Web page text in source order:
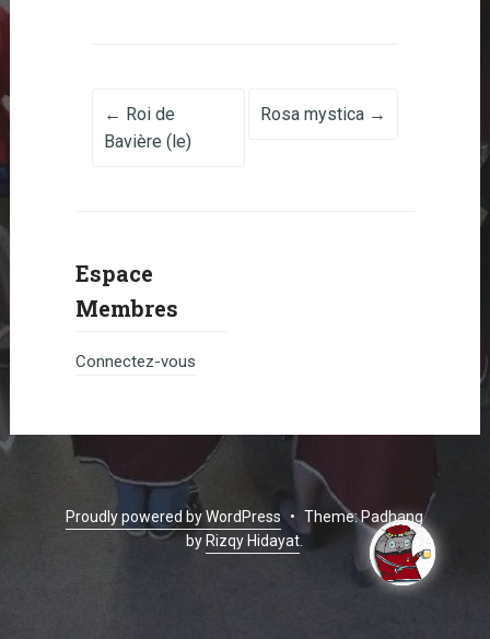
Post navigation
← Roi de
Bavière (le)
Rosa mystica →
Espace
Membres
Connectez-vous
Proudly powered by WordPress • Theme: Padhang
by Rizqy Hidayat